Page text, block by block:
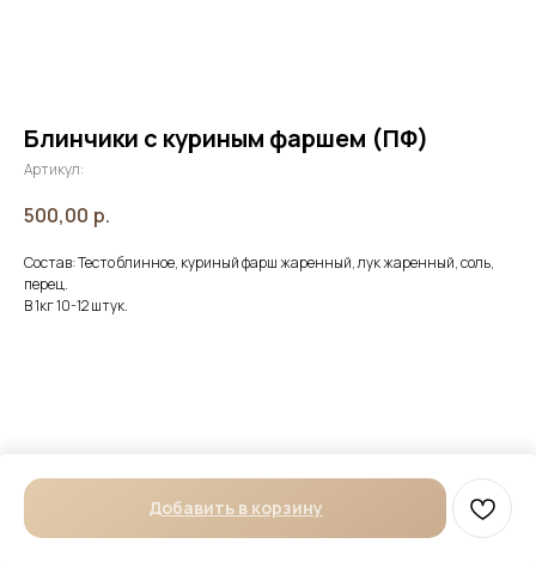
Блинчики с куриным фаршем (ПФ)
Артикул:
500,00 р.
Добавить в корзину
Состав: Тесто блинное, куриный фарш жаренный, лук жаренный, соль,
перец.
В 1кг 10-12 штук.